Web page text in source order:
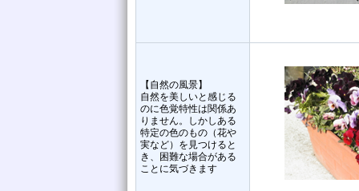
【自然の風景】
自然を美しいと感じる
のに色覚特性は関係あ
りません。しかしある
特定の色のもの（花や
実など）を見つけると
き、困難な場合がある
ことに気づきます